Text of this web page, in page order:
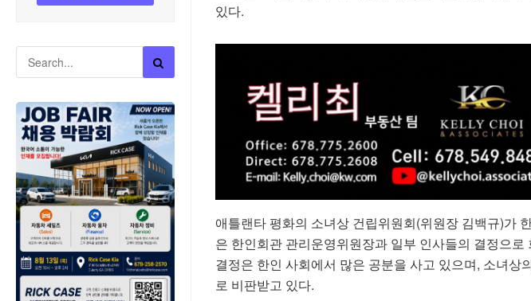
있다.
애틀랜타 평화의 소녀상 건립위원회(위원장 김백규)가
은 한인회관 관리운영위원장과 일부 인사들의 결정으
결정은 한인 사회에서 많은 공분을 사고 있으며, 소녀상
로 비판받고 있다.